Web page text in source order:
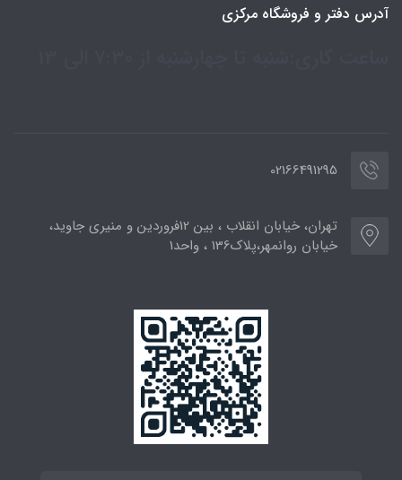
آدرس دفتر و فروشگاه مرکزی
02166491295
تهران، خیابان انقلاب ، بین 12فروردین و منیری جاوید،
خیابان روانمهر،پلاک136 ، واحد1